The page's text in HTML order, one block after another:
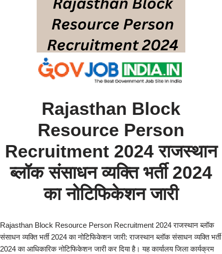
Rajasthan Block
Resource Person
Recruitment 2024 राजस्थान
ब्लॉक संसाधन व्यक्ति भर्ती 2024
का नोटिफिकेशन जारी
Rajasthan Block Resource Person Recruitment 2024 राजस्थान ब्लॉक
संसाधन व्यक्ति भर्ती 2024 का नोटिफिकेशन जारी: राजस्थान ब्लॉक संसाधन व्यक्ति भर्ती
2024 का आधिकारिक नोटिफिकेशन जारी कर दिया है। यह कार्यालय जिला कार्यक्रम